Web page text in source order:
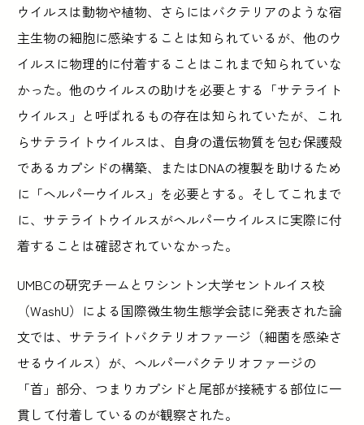
ウイルスは動物や植物、さらにはバクテリアのような宿
主生物の細胞に感染することは知られているが、他のウ
イルスに物理的に付着することはこれまで知られていな
かった。他のウイルスの助けを必要とする「サテライト
ウイルス」と呼ばれるもの存在は知られていたが、これ
らサテライトウイルスは、自身の遺伝物質を包む保護殻
であるカプシドの構築、またはDNAの複製を助けるため
に「ヘルパーウイルス」を必要とする。そしてこれまで
に、サテライトウイルスがヘルパーウイルスに実際に付
着することは確認されていなかった。
UMBCの研究チームとワシントン大学セントルイス校
（WashU）による国際微生物生態学会誌に発表された論
文では、サテライトバクテリオファージ（細菌を感染さ
せるウイルス）が、ヘルパーバクテリオファージの
「首」部分、つまりカプシドと尾部が接続する部位に一
貫して付着しているのが観察された。